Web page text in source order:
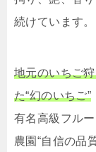
続けています。
地元のいちご
た“幻のいちご”
有名高級フル
農園“自信の品